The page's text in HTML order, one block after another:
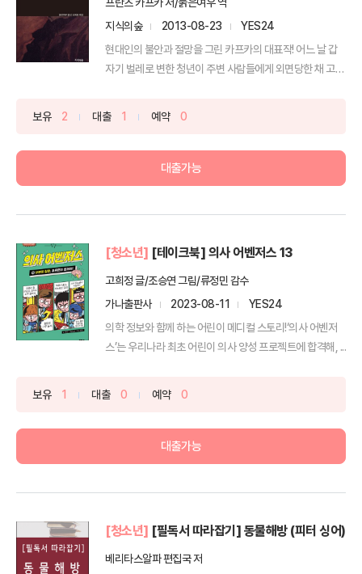
지식의숲
2013-08-23
YES24
현대인의 불안과 절망을 그린 카프카의 대표작! 어느 날 갑
자기 벌레로 변한 청년이 주변 사람들에게 외면당한 채 고독
보유 2 대출 1 예약 0
대출가능
[청소년] [테이크북] 의사 어벤저스 13
고희정 글/조승연 그림/류정민 감수
가나출판사
2023-08-11
YES24
의학 정보와 함께 하는 어린이 메디컬 스토리!‘의사 어벤저
스’는 우리나라 최초 어린이 의사 양성 프로젝트에 합격해, ...
보유 1 대출 0 예약 0
대출가능
[청소년] [필독서 따라잡기] 동물해방 (피터 싱어)
베리타스알파 편집국 저